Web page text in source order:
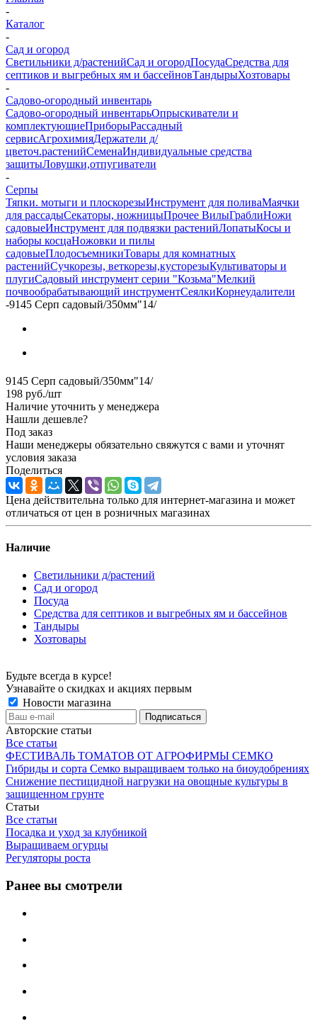
-
Каталог
-
Сад и огород
Светильники д/растенийСад и огородПосудаСредства для
септиков и выгребных ям и бассейновТандырыХозтовары
-
Садово-огородный инвентарь
Садово-огородный инвентарьОпрыскиватели и
комплектующиеПриборыРассадный
сервисАгрохимияДержатели д/
цветоч.растенийСеменаИндивидуальные средства
защитыЛовушки,отпугиватели
-
Серпы
Тяпки. мотыги и плоскорезыИнструмент для поливаМаячки
для рассадыСекаторы, ножницыПрочее ВилыГраблиНожи
садовыеИнструмент для подвязки растенийЛопатыКосы и
наборы косцаНожовки и пилы
садовыеПлодосъемникиТовары для комнатных
растенийСучкорезы, веткорезы,кусторезыКультиваторы и
плугиСадовый инструмент серии "Козьма"Мелкий
почвообрабатывающий инструментСеялкиКорнеудалители
-9145 Серп садовый/350мм"14/
9145 Серп садовый/350мм"14/
198 руб./шт
Наличие уточнить у менеджера
Нашли дешевле?
Под заказ
Наши менеджеры обязательно свяжутся с вами и уточнят
условия заказа
Поделиться
Цена действительна только для интернет-магазина и может
отличаться от цен в розничных магазинах
Наличие
Светильники д/растений
Сад и огород
Посуда
Средства для септиков и выгребных ям и бассейнов
Тандыры
Хозтовары
Будьте всегда в курсе!
Узнавайте о скидках и акциях первым
Новости магазина
Авторские статьи
Все статьи
ФЕСТИВАЛЬ ТОМАТОВ ОТ АГРОФИРМЫ СЕМКО
Гибриды и сорта Семко выращиваем только на биоудобрениях
Снижение пестицидной нагрузки на овощные культуры в
защищенном грунте
Статьи
Все статьи
Посадка и уход за клубникой
Выращиваем огурцы
Регуляторы роста
Ранее вы смотрели